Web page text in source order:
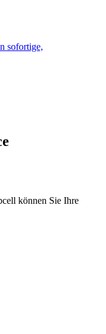
sofortige,
können Sie Ihre